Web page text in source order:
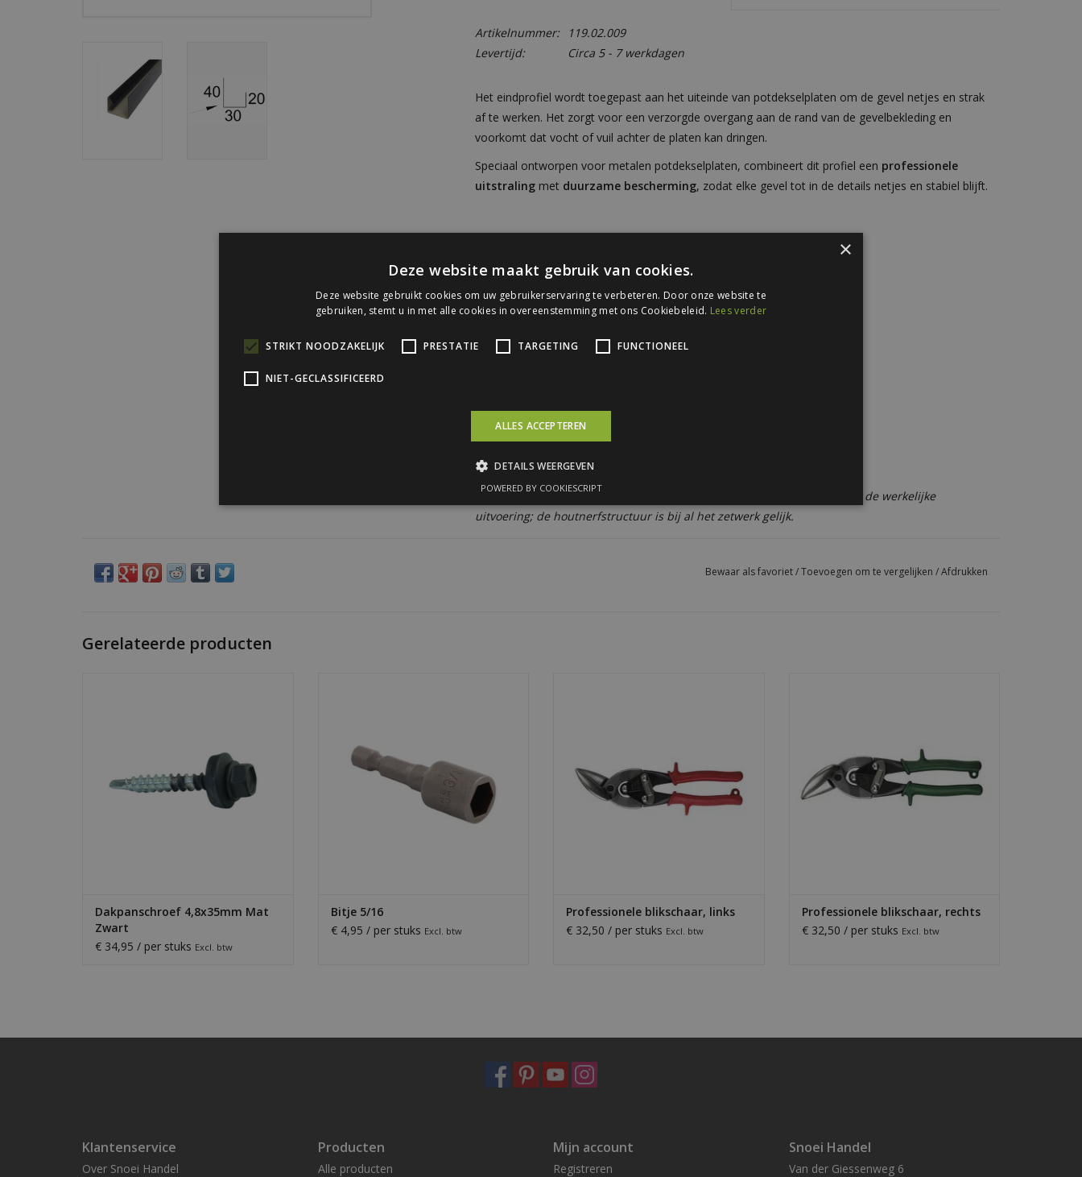
Artikelnummer:
119.02.009
Levertijd:
Circa 5 - 7 werkdagen
Het eindprofiel wordt toegepast aan het uiteinde van potdekselplaten om de gevel netjes en strak
af te werken. Het zorgt voor een verzorgde overgang aan de rand van de gevelbekleding en
voorkomt dat vocht of vuil achter de platen kan dringen.
Speciaal ontworpen voor metalen potdekselplaten, combineert dit profiel een professionele
uitstralingmet duurzame bescherming, zodat elke gevel tot in de details netjes en stabiel blijft.
Onze eindprofielen hebben de volgende specificaties:
Maatvoering
40 x 30 x 20 mm
Dikte
0,63 mm
Coating
Bevestiging
Afbeeldingen dienen ter illustratie. Kleur en glans kunnen afwijken van de werkelijke
uitvoering; de houtnerfstructuur is bij al het zetwerk gelijk.
Bewaar als favoriet/Toevoegen om te vergelijken /Afdrukken
Gerelateerde producten
TOEVOEGEN AAN WINKELWAGEN
Dakpanschroef 4,8x35mm Mat
Zwart
€ 34,95 / per stuks Excl. btw
Bitje 5/16
€ 4,95 / per stuks Excl. btw
Professionele blikschaar, links
€ 32,50 / per stuks Excl. btw
Professionele blikschaar, rechts
€ 32,50 / per stuks Excl. btw
Klantenservice
Over Snoei Handel
Producten
Alle producten
Mijn account
Registreren
Snoei Handel
Van der Giessenweg 6
×
Deze website maakt gebruik van cookies.
Deze website gebruikt cookies om uw gebruikerservaring te verbeteren. Door onze website te
gebruiken, stemt u in met alle cookies in overeenstemming met ons Cookiebeleid. Lees verder
STRIKT NOODZAKELIJK PRESTATIE TARGETING FUNCTIONEEL
NIET-GECLASSIFICEERD
ALLES ACCEPTEREN
DETAILS WEERGEVEN
POWERED BY COOKIESCRIPT